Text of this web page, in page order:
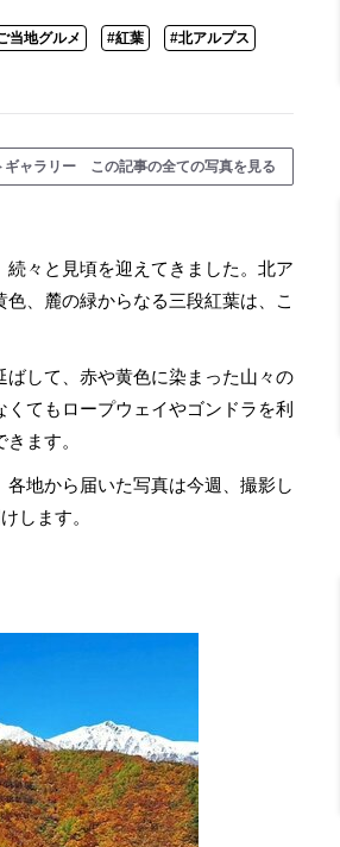
当地グルメ #紅葉 #北アルプス
ギャラリー この記事の全ての写真を見る
々と見頃を迎えてきました。北ア
、麓の緑からなる三段紅葉は、こ
して、赤や黄色に染まった山々の
てもロープウェイやゴンドラを利
ます。
地から届いた写真は今週、撮影し
します。